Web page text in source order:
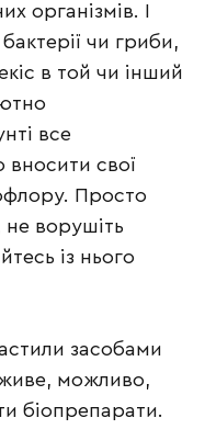
організмів. І
чи гриби,
в той чи інший
все
вносити свої
Просто
ворушіть
із нього
засобами
можливо,
біопрепарати.